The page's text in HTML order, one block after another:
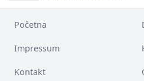
Početna
Impressum
Kontakt